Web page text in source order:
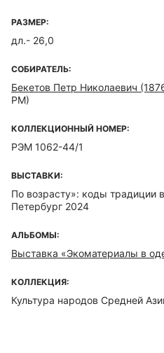
РАЗМЕР:
дл.- 26,0
СОБИРАТЕЛЬ:
Бекетов Петр Николаевич
РМ)
КОЛЛЕКЦИОННЫЙ НОМЕР:
РЭМ 1062-44/1
ВЫСТАВКИ:
По возрасту»: коды традиции
Петербург 2024
АЛЬБОМЫ:
Выставка «Экоматериалы в
КОЛЛЕКЦИЯ:
Культура народов Средней